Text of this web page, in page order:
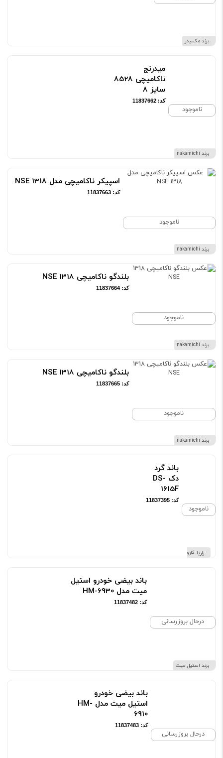
برند مکسیدر
ناموجود
برند nakamichi
میدرنج
ناکامیچی 8528
سایز 8
کد: 11837662
ناموجود
برند nakamichi
اسپیکر ناکامیچی مدل 1318 NSE
کد: 11837663
ناموجود
برند nakamichi
بلندگو ناکامیچی 1318 NSE
کد: 11837664
ناموجود
برند nakamichi
بلندگو ناکامیچی 1318 NSE
کد: 11837665
ناموجود
برند کارو زاریا
باند گرد
دک DS-
1615F
کد: 11837395
درحال بروزرسانی
برند استیل میت
باند بیضی خودرو استیل
میت مدل HM-6930
کد: 11837482
درحال بروزرسانی
باند بیضی خودرو
استیل میت مدل HM-
6910
کد: 11837483